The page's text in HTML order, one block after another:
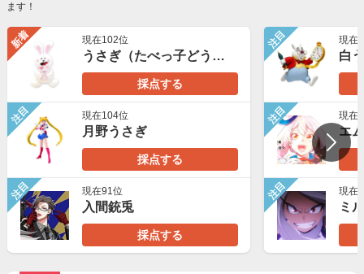
ます！
新着 現在102位
うさぎ（たべっ子どうぶつ）
採点する
注目 現在104位
月野うさぎ
採点する
注目 現在91位
入間銃兎
採点する
注目 現在
白
注目 現在
注目 現在
ミ